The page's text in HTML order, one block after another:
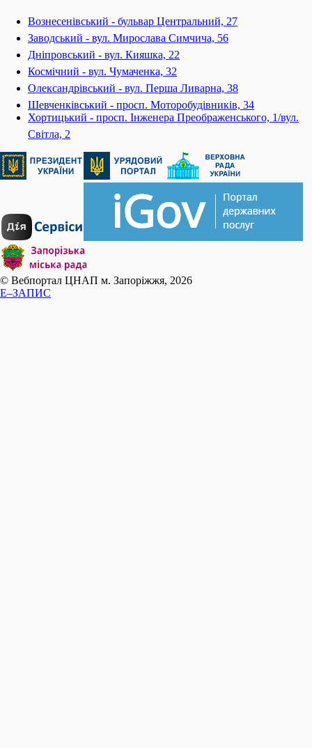
Вознесенівський - бульвар Центральний, 27
Заводський - вул. Мирослава Симчича, 56
Дніпровський - вул. Кияшка, 22
Космічний - вул. Чумаченка, 32
Олександрівський - вул. Перша Ливарна, 38
Шевченківський - просп. Моторобудівників, 34
Хортицький - просп. Інженера Преображенського, 1/вул.
Світла, 2
© Вебпортал ЦНАП м. Запоріжжя, 2026
E–ЗАПИС